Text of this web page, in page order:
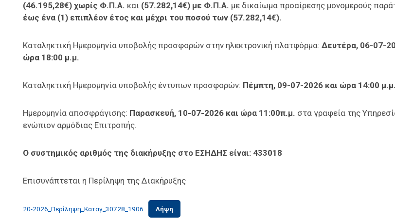
(46.195,28€) χωρίς Φ.Π.Α. και (57.282,14€) με Φ.Π.Α. με δικαίωμα προαίρεσης μονομερούς
έως ένα (1) επιπλέον έτος και μέχρι του ποσού των (57.282,14€).
Καταληκτική Ημερομηνία υποβολής προσφορών στην ηλεκτρονική πλατφόρμα: Δευτέρα, 06-07-
ώρα 18:00 μ.μ.
Καταληκτική Ημερομηνία υποβολής έντυπων προσφορών: Πέμπτη, 09-07-2026 και ώρα 14:00 μ.μ.
Ημερομηνία αποσφράγισης: Παρασκευή, 10-07-2026 και ώρα 11:00π.μ. στα γραφεία της
ενώπιον αρμόδιας Επιτροπής.
Ο συστημικός αριθμός της διακήρυξης στο ΕΣΗΔΗΣ είναι: 433018
Επισυνάπτεται η Περίληψη της Διακήρυξης
20-2026_Περίληψη_Καταγ_30728_1906 Λήψη